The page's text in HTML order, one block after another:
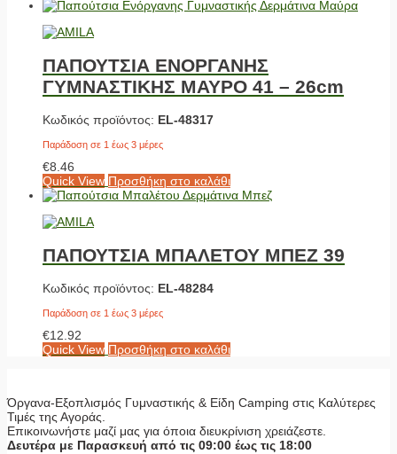
ΠΑΠΟΥΤΣΙΑ ΕΝΟΡΓΑΝΗΣ
ΓΥΜΝΑΣΤΙΚΗΣ ΜΑΥΡΟ 41 – 26cm
Κωδικός προϊόντος: EL-48317
Παράδοση σε 1 έως 3 μέρες
€8.46
Quick View Προσθήκη στο καλάθι
ΠΑΠΟΥΤΣΙΑ ΜΠΑΛΕΤΟΥ ΜΠΕΖ 39
Κωδικός προϊόντος: EL-48284
Παράδοση σε 1 έως 3 μέρες
€12.92
Quick View Προσθήκη στο καλάθι
Όργανα-Εξοπλισμός Γυμναστικής & Είδη Camping στις Καλύτερες
Τιμές της Αγοράς.
Επικοινωνήστε μαζί μας για όποια διευκρίνιση χρειάζεστε.
Δευτέρα με Παρασκευή από τις 09:00 έως τις 18:00